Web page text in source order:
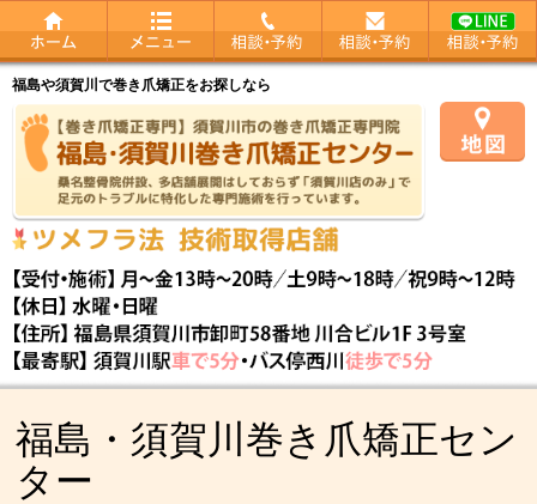
福島や須賀川で巻き爪矯正をお探しなら
福島・須賀川巻き爪矯正セン
ター